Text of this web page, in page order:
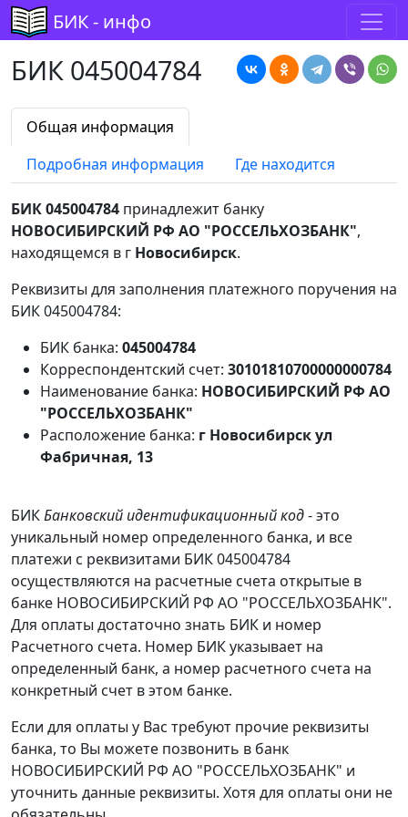
БИК - инфо
БИК 045004784
Общая информация
Подробная информация
Где находится
БИК 045004784 принадлежит банку
НОВОСИБИРСКИЙ РФ АО "РОССЕЛЬХОЗБАНК",
находящемся в г Новосибирск.
Реквизиты для заполнения платежного поручения на
БИК 045004784:
БИК банка: 045004784
Корреспондентский счет: 30101810700000000784
Наименование банка: НОВОСИБИРСКИЙ РФ АО
"РОССЕЛЬХОЗБАНК"
Расположение банка: г Новосибирск ул
Фабричная, 13
БИКБанковский идентификационный код- это
уникальный номер определенного банка, и все
платежи с реквизитами БИК 045004784
осуществляются на расчетные счета открытые в
банке НОВОСИБИРСКИЙ РФ АО "РОССЕЛЬХОЗБАНК".
Для оплаты достаточно знать БИК и номер
Расчетного счета. Номер БИК указывает на
определенный банк, а номер расчетного счета на
конкретный счет в этом банке.
Если для оплаты у Вас требуют прочие реквизиты
банка, то Вы можете позвонить в банк
НОВОСИБИРСКИЙ РФ АО "РОССЕЛЬХОЗБАНК" и
уточнить данные реквизиты. Хотя для оплаты они не